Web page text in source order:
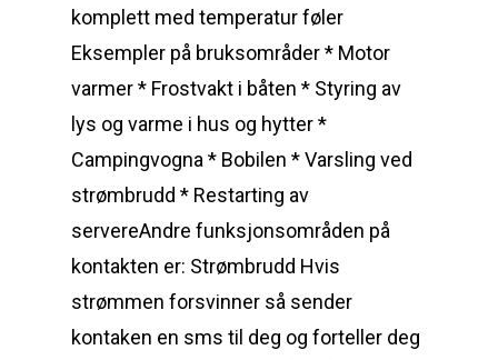
komplett med temperatur føler
Eksempler på bruksområder * Motor
varmer * Frostvakt i båten * Styring av
lys og varme i hus og hytter *
Campingvogna * Bobilen * Varsling ved
strømbrudd * Restarting av
servereAndre funksjonsområden på
kontakten er: Strømbrudd Hvis
strømmen forsvinner så sender
kontaken en sms til deg og forteller deg